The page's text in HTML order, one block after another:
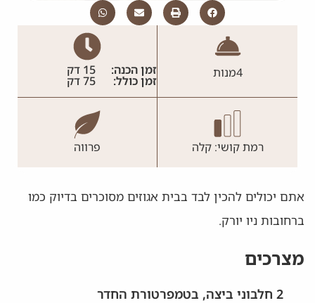
4מנות זמן הכנה: 15 דק
זמן כולל: 75 דק
רמת קושי: קלה פרווה
אתם יכולים להכין לבד בבית אגוזים מסוכרים בדיוק כמו
ברחובות ניו יורק.
מצרכים
2 חלבוני ביצה, בטמפרטורת החדר